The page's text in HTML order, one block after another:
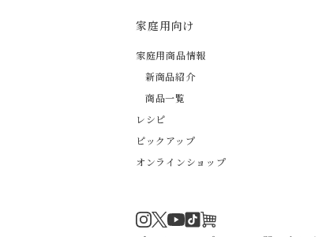
家庭用向け
家庭用商品情報
新商品紹介
商品一覧
レシピ
ピックアップ
オンラインショップ
Instagram
Twitter
YouTube
TikTok